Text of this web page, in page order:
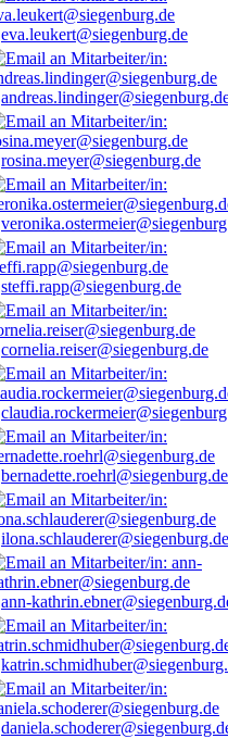
eva.leukert@siegenburg.de
rosina.meyer@siegenburg.de
steffi.rapp@siegenburg.de
cornelia.reiser@siegenburg.de
bernadette.roehrl@siegenburg.de
ilona.schlauderer@siegenburg.de
ann-